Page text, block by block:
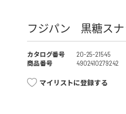
フジパン 黒糖ス
カタログ番号
20-25-21545
商品番号
4902410279242
マイリストに登録する